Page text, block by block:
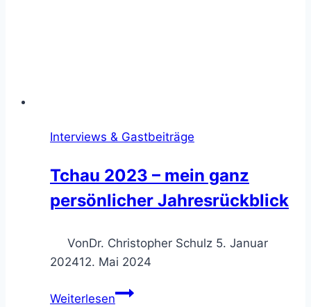
Interviews & Gastbeiträge
Tchau 2023 – mein ganz
persönlicher Jahresrückblick
VonDr. Christopher Schulz 5. Januar
202412. Mai 2024
WeiterlesenTchau